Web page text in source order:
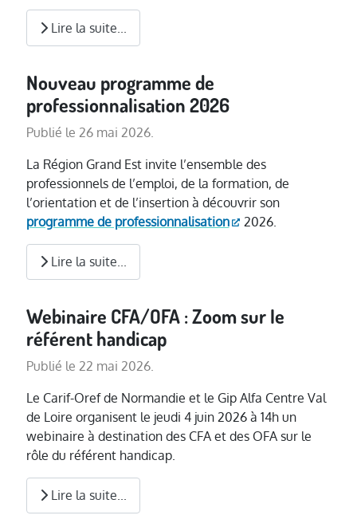
Lire la suite...
Nouveau programme de
professionnalisation 2026
Publié le 26 mai 2026.
La Région Grand Est invite l’ensemble des
professionnels de l’emploi, de la formation, de
l’orientation et de l’insertion à découvrir son
programme de professionnalisation
2026.
Lire la suite...
Webinaire CFA/OFA : Zoom sur le
référent handicap
Publié le 22 mai 2026.
Le Carif-Oref de Normandie et le Gip Alfa Centre Val
de Loire organisent le jeudi 4 juin 2026 à 14h un
webinaire à destination des CFA et des OFA sur le
rôle du référent handicap.
Lire la suite...